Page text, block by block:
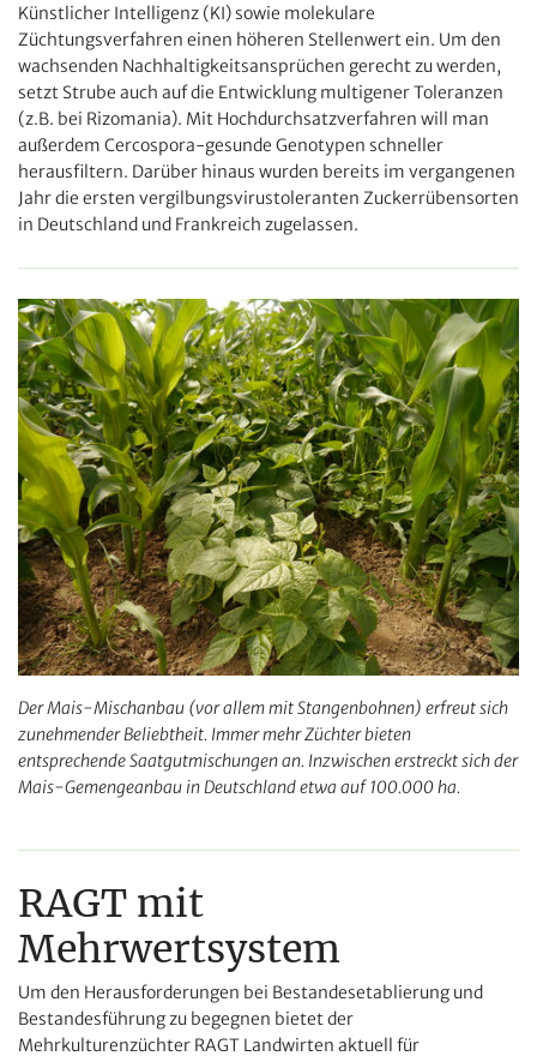
Künstlicher Intelligenz (KI) sowie molekulare
Züchtungsverfahren einen höheren Stellenwert ein. Um den
wachsenden Nachhaltigkeitsansprüchen gerecht zu werden,
setzt Strube auch auf die Entwicklung multigener Toleranzen
(z.B. bei Rizomania). Mit Hochdurchsatzverfahren will man
außerdem Cercospora-gesunde Genotypen schneller
herausfiltern. Darüber hinaus wurden bereits im vergangenen
Jahr die ersten vergilbungsvirustoleranten Zuckerrübensorten
in Deutschland und Frankreich zugelassen.
Der Mais-Mischanbau (vor allem mit Stangenbohnen) erfreut sich
zunehmender Beliebtheit. Immer mehr Züchter bieten
entsprechende Saatgutmischungen an. Inzwischen erstreckt sich der
Mais-Gemengeanbau in Deutschland etwa auf 100.000 ha.
RAGT mit
Mehrwertsystem
Um den Herausforderungen bei Bestandesetablierung und
Bestandesführung zu begegnen bietet der
Mehrkulturenzüchter RAGT Landwirten aktuell für